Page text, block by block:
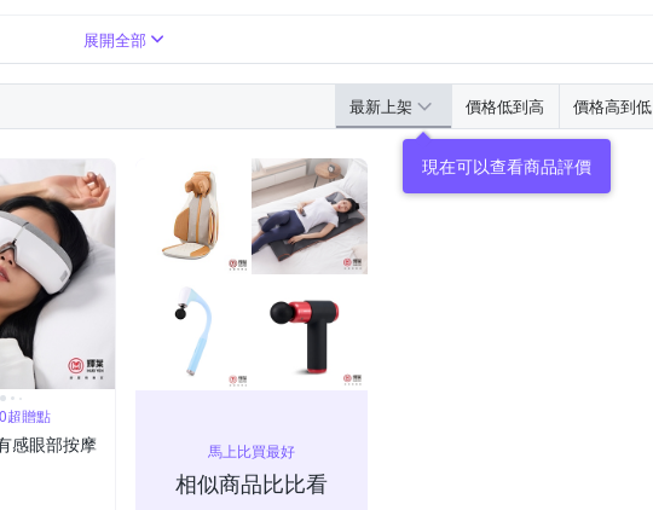
展開全部
最新上架 價格低到高 價格高到低
現在可以查看商品評價
超贈點
感眼部按摩
馬上比買最好
相似商品比比看